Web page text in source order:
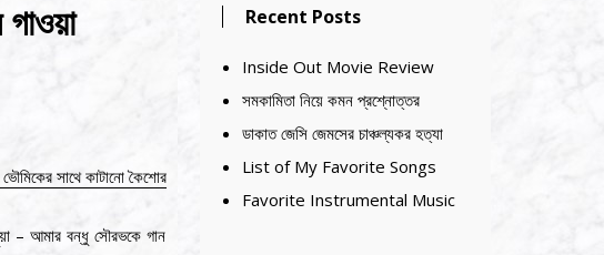
সাথে কাটানো কৈশোর
– আমার বন্ধু সৌরভকে গান
Recent Posts
Inside Out Movie Review
সমকামিতা নিয়ে কমন প্রশ্নোত্তর
ডাকাত জেসি জেমসের চাঞ্চল্যকর হত্যা
List of My Favorite Songs
Favorite Instrumental Music